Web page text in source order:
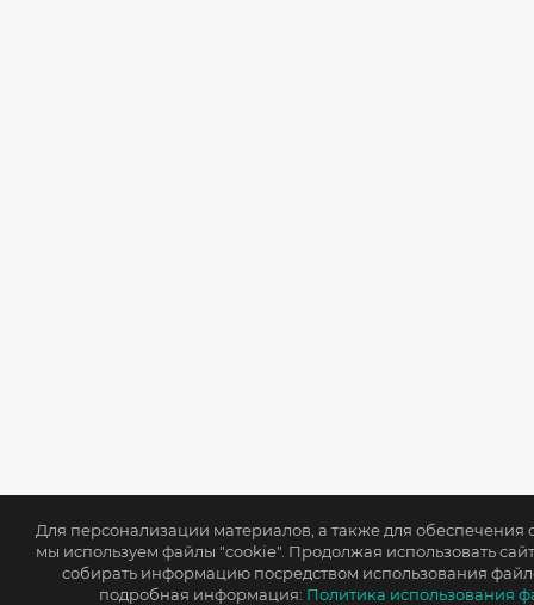
Для персонализации материалов, а также для обеспечения
мы используем файлы "cookie". Продолжая использовать
собирать информацию посредством использования
подробная информация: Политика использования